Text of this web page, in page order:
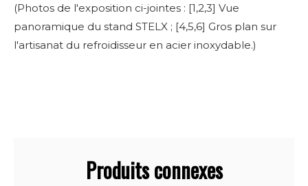
(Photos de l'exposition ci-jointes : [1,2,3] Vue
panoramique du stand STELX ; [4,5,6] Gros plan sur
l'artisanat du refroidisseur en acier inoxydable.)
Produits connexes